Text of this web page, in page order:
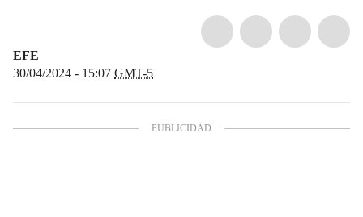
EFE
30/04/2024 - 15:07 GMT-5